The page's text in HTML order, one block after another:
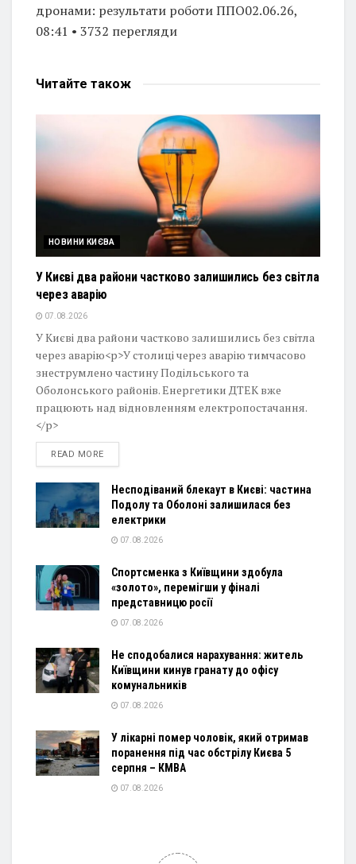
дронами: результати роботи ППО02.06.26,
08:41 • 3732 перегляди
Читайте також
НОВИНИ КИЄВА
У Києві два райони частково залишились без світла
через аварію
07.08.2026
У Києві два райони частково залишились без світла
через аварію<p>У столиці через аварію тимчасово
знеструмлено частину Подільського та
Оболонського районів. Енергетики ДТЕК вже
працюють над відновленням електропостачання.
</p>
READ MOREDETAILS
Несподіваний блекаут в Києві: частина
Подолу та Оболоні залишилася без
електрики
07.08.2026
Спортсменка з Київщини здобула
«золото», перемігши у фіналі
представницю росії
07.08.2026
Не сподобалися нарахування: житель
Київщини кинув гранату до офісу
комунальників
07.08.2026
У лікарні помер чоловік, який отримав
поранення під час обстрілу Києва 5
серпня – КМВА
07.08.2026